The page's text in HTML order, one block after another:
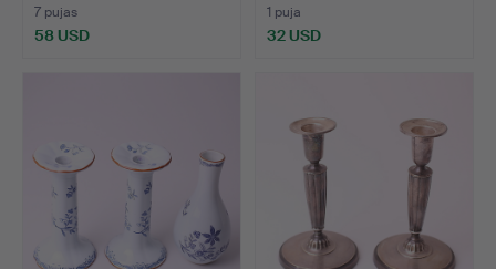
7 pujas
58 USD
1 puja
32 USD